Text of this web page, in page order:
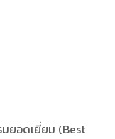
มยอดเยี่ยม (Best